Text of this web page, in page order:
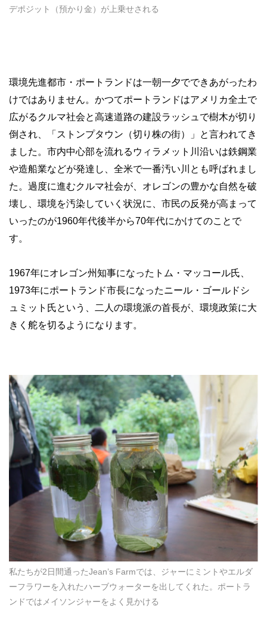
デポジット（預かり金）が上乗せされる
環境先進都市・ポートランドは一朝一夕でできあがったわ
けではありません。かつてポートランドはアメリカ全土で
広がるクルマ社会と高速道路の建設ラッシュで樹木が切り
倒され、「ストンプタウン（切り株の街）」と言われてき
ました。市内中心部を流れるウィラメット川沿いは鉄鋼業
や造船業などが発達し、全米で一番汚い川とも呼ばれまし
た。過度に進むクルマ社会が、オレゴンの豊かな自然を破
壊し、環境を汚染していく状況に、市民の反発が高まって
いったのが1960年代後半から70年代にかけてのことで
す。
1967年にオレゴン州知事になったトム・マッコール氏、
1973年にポートランド市長になったニール・ゴールドシ
ュミット氏という、二人の環境派の首長が、環境政策に大
きく舵を切るようになります。
私たちが2日間通ったJean’s Farmでは、ジャーにミントやエルダ
ーフラワーを入れたハーブウォーターを出してくれた。ポートラ
ンドではメイソンジャーをよく見かける